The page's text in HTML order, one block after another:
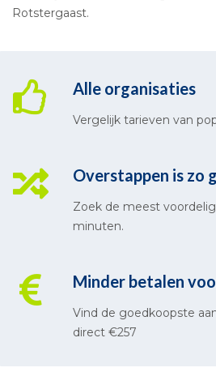
Rotstergaast.
Alle organisaties
Vergelijk tarieven van
Overstappen is zo
Zoek de meest
minuten.
Minder betalen
Vind de goedkoopste
direct €257